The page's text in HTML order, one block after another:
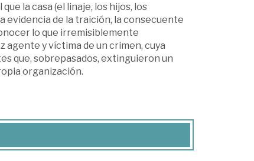
la casa (el linaje, los hijos, los
evidencia de la traición, la consecuente
lo que irremisiblemente
agente y víctima de un crimen, cuya
que, sobrepasados, extinguieron un
organización.